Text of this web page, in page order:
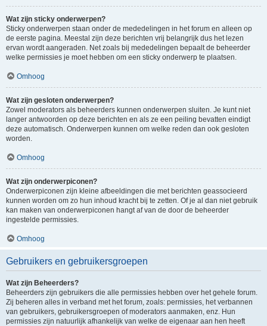
Wat zijn sticky onderwerpen?
Sticky onderwerpen staan onder de mededelingen in het forum en alleen op
de eerste pagina. Meestal zijn deze berichten vrij belangrijk dus het lezen
ervan wordt aangeraden. Net zoals bij mededelingen bepaalt de beheerder
welke permissies je moet hebben om een sticky onderwerp te plaatsen.
Omhoog
Wat zijn gesloten onderwerpen?
Zowel moderators als beheerders kunnen onderwerpen sluiten. Je kunt niet
langer antwoorden op deze berichten en als ze een peiling bevatten eindigt
deze automatisch. Onderwerpen kunnen om welke reden dan ook gesloten
worden.
Omhoog
Wat zijn onderwerpiconen?
Onderwerpiconen zijn kleine afbeeldingen die met berichten geassocieerd
kunnen worden om zo hun inhoud kracht bij te zetten. Of je al dan niet gebruik
kan maken van onderwerpiconen hangt af van de door de beheerder
ingestelde permissies.
Omhoog
Gebruikers en gebruikersgroepen
Wat zijn Beheerders?
Beheerders zijn gebruikers die alle permissies hebben over het gehele forum.
Zij beheren alles in verband met het forum, zoals: permissies, het verbannen
van gebruikers, gebruikersgroepen of moderators aanmaken, enz. Hun
permissies zijn natuurlijk afhankelijk van welke de eigenaar aan hen heeft